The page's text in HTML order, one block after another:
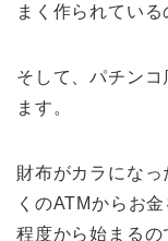
まく作られている
そして、パチン
ます。
財布がカラにな
くのATMからお
程度から始まる